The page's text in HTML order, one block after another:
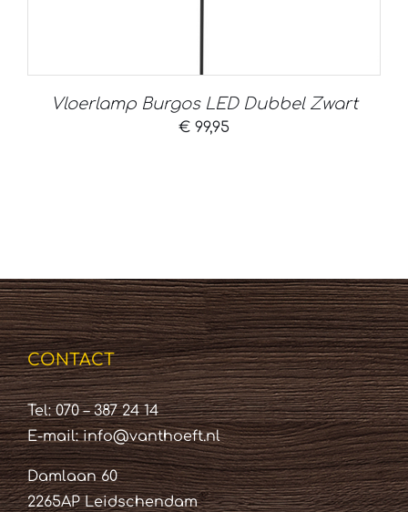
Vloerlamp Burgos LED Dubbel Zwart
€ 99,95
CONTACT
Tel: 070 – 387 24 14
E-mail:info@vanthoeft.nl
Damlaan 60
2265AP Leidschendam